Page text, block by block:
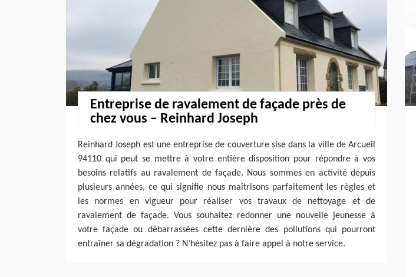
Entreprise de ravalement de façade près de
chez vous – Reinhard Joseph
Reinhard Joseph est une entreprise de couverture sise dans la ville de Arcueil
94110 qui peut se mettre à votre entière disposition pour répondre à vos
besoins relatifs au ravalement de façade. Nous sommes en activité depuis
plusieurs années, ce qui signifie nous maîtrisons parfaitement les règles et
les normes en vigueur pour réaliser vos travaux de nettoyage et de
ravalement de façade. Vous souhaitez redonner une nouvelle jeunesse à
votre façade ou débarrassées cette dernière des pollutions qui pourront
entraîner sa dégradation ? N’hésitez pas à faire appel à notre service.